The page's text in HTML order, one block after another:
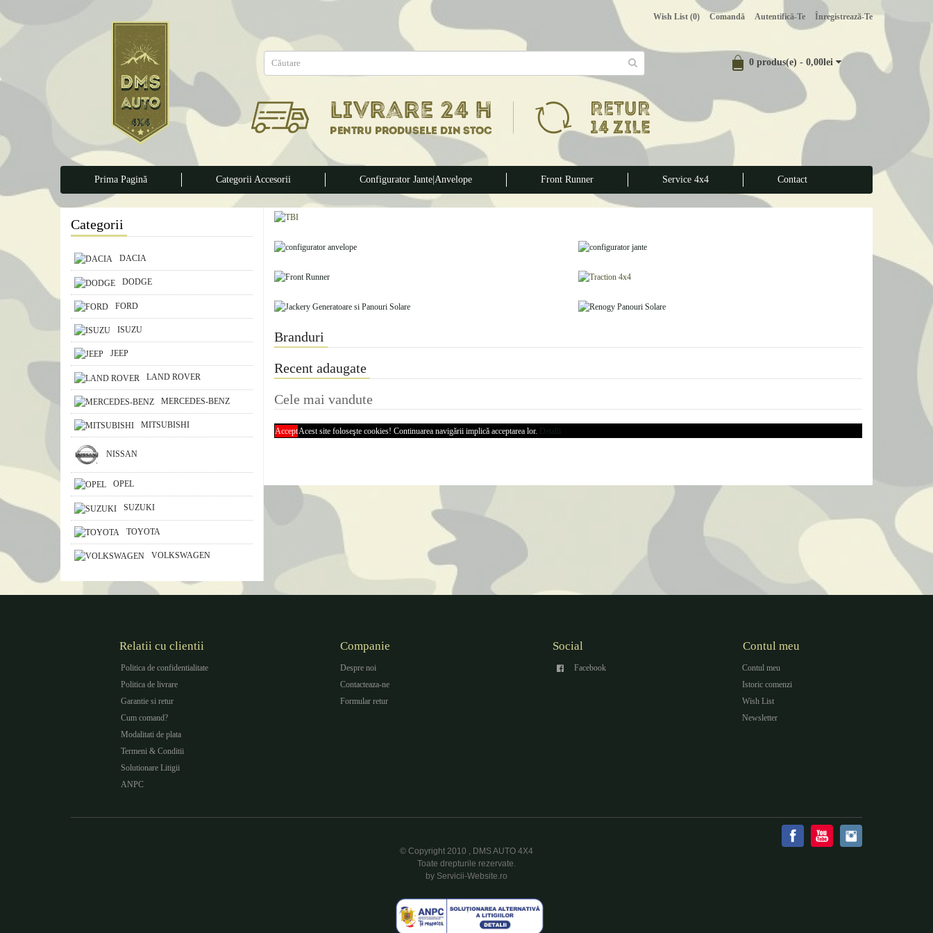
Autentifică-Te Înregistrează-Te
Wish List (0) Comandă
0 produs(e) - 0,00lei
Prima Pagină Categorii Accesorii Configurator Jante|Anvelope Front Runner Service 4x4 Contact
Categorii
DACIA
DODGE
FORD
ISUZU
JEEP
LAND ROVER
MERCEDES-BENZ
MITSUBISHI
NISSAN
OPEL
SUZUKI
TOYOTA
VOLKSWAGEN
Branduri
Recent adaugate
Cele mai vandute
AcceptAcest site foloseşte cookies! Continuarea navigării implică acceptarea lor. Detalii
Relatii cu clientii
Politica de confidentialitate
Politica de livrare
Garantie si retur
Cum comand?
Modalitati de plata
Termeni & Conditii
Solutionare Litigii
ANPC
Companie
Despre noi
Contacteaza-ne
Formular retur
Social
Facebook
Contul meu
Contul meu
Istoric comenzi
Wish List
Newsletter
© Copyright 2010 , DMS AUTO 4X4
Toate drepturile rezervate.
by Servicii-Website.ro